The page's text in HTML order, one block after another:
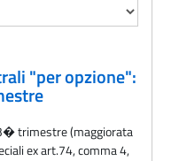
"per opzione":
trimestre (maggiorata
ex art.74, comma 4,